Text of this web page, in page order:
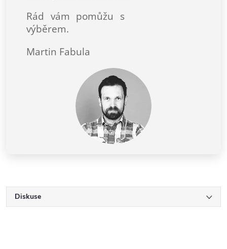
Rád vám pomůžu s
výběrem.
Martin Fabula
Diskuse